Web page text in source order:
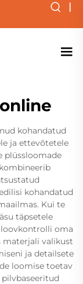
|
kohandatud
ja ettevõtetele
plüssloomade
kohandatud
Kui te
täpsetele
oma
materjali valikust
ja detailsete
loomise toetav